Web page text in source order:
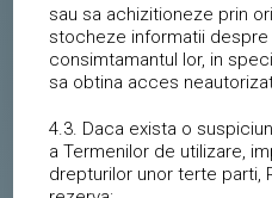
sau sa achizitioneze prin
stocheze informatii despre
consimtamantul lor, in
sa obtina acces
4.3. Daca exista o
a Termenilor de utilizare,
drepturilor unor terte parti,